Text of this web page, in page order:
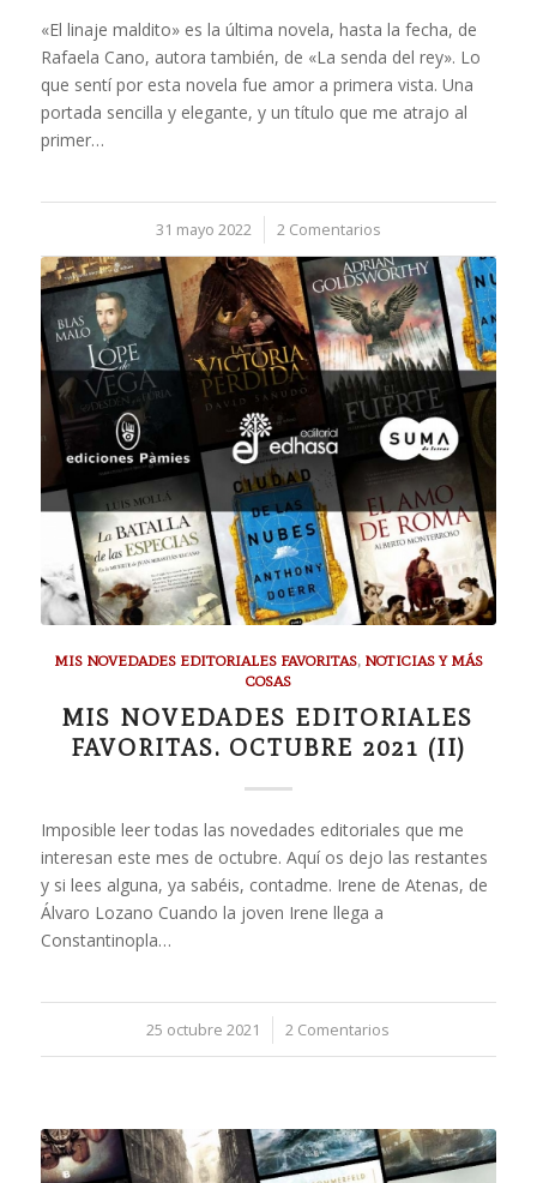
«El linaje maldito» es la última novela, hasta la fecha, de
Rafaela Cano, autora también, de «La senda del rey». Lo
que sentí por esta novela fue amor a primera vista. Una
portada sencilla y elegante, y un título que me atrajo al
primer…
31 mayo 2022
/ 2 Comentarios
MIS NOVEDADES EDITORIALES FAVORITAS, NOTICIAS Y MÁS
COSAS
MIS NOVEDADES EDITORIALES
FAVORITAS. OCTUBRE 2021 (II)
Imposible leer todas las novedades editoriales que me
interesan este mes de octubre. Aquí os dejo las restantes
y si lees alguna, ya sabéis, contadme. Irene de Atenas, de
Álvaro Lozano Cuando la joven Irene llega a
Constantinopla…
25 octubre 2021
/ 2 Comentarios